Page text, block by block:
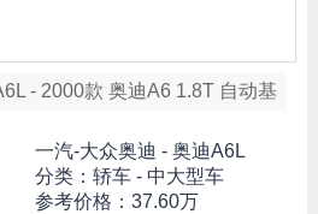
- 2000款 奥迪A6 1.8T 自动基
一汽-大众奥迪 - 奥迪A6L
分类：轿车 - 中大型车
参考价格： 37.60万